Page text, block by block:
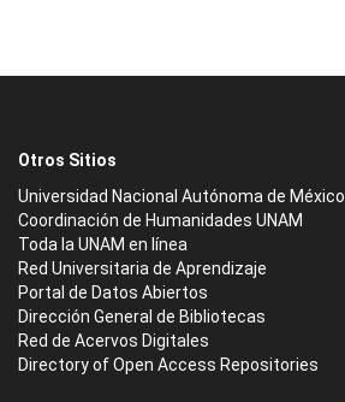
Otros Sitios
Universidad Nacional Autónoma de México
Coordinación de Humanidades UNAM
Toda la UNAM en línea
Red Universitaria de Aprendizaje
Portal de Datos Abiertos
Dirección General de Bibliotecas
Red de Acervos Digitales
Directory of Open Access Repositories